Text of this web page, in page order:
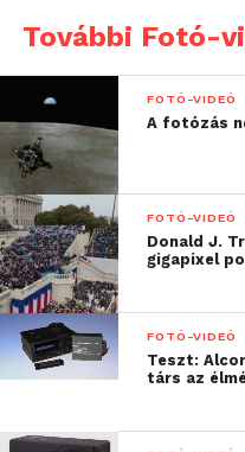
fényképezőgéppel
“fotósokból” kerül ki,
többre vágynak, de
kifizetni egy
optikákra. Nekünk
elméletet, van némi
gyakran – azért
automatikára is.
gép? Erről szól az a
További Fotó-
FOTÓ-VIDEÓ
A fotózás
FOTÓ-VIDEÓ
Donald J.
gigapixel
FOTÓ-VIDEÓ
Teszt:
társ az